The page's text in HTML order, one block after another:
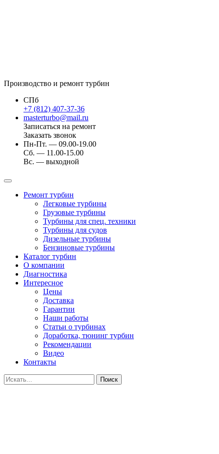
Производство и ремонт турбин
СПб
+7 (812) 407-37-36
masterturbo@mail.ru
Записаться на ремонт
Заказать звонок
Пн-Пт. — 09.00-19.00
Сб. — 11.00-15.00
Вс. — выходной
Ремонт турбин
Легковые турбины
Грузовые турбины
Турбины для спец. техники
Турбины для судов
Дизельные турбины
Бензиновые турбины
Каталог турбин
О компании
Диагностика
Интересное
Цены
Доставка
Гарантии
Наши работы
Статьи о турбинах
Доработка, тюнинг турбин
Рекомендации
Видео
Контакты
Поиск